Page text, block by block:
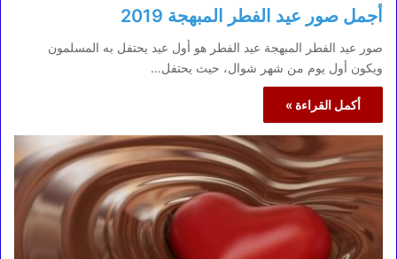
أجمل صور عيد الفطر المبهجة 2019
صور عيد الفطر المبهجة عيد الفطر هو أول عيد يحتفل به المسلمون
ويكون أول يوم من شهر شوال، حيث يحتفل…
أكمل القراءة »